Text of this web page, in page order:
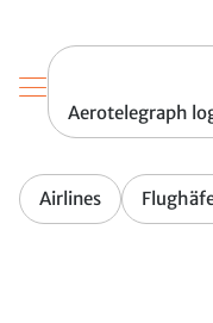
Aerotelegraph
Airlines